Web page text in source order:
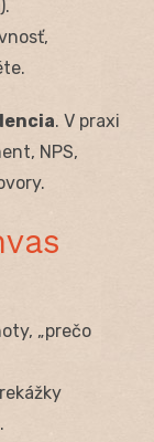
. V praxi
NPS,
„prečo